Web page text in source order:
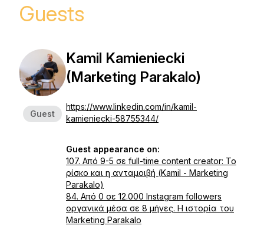
Guests
Guest
Kamil Kamieniecki
(Marketing Parakalo)
https://www.linkedin.com/in/kamil-
kamieniecki-58755344/
Guest appearance on:
107. Από 9-5 σε full-time content creator: Το
ρίσκο και η ανταμοιβή (Kamil - Marketing
Parakalo)
84. Από 0 σε 12.000 Instagram followers
οργανικά μέσα σε 8 μήνες. Η ιστορία του
Marketing Parakalo